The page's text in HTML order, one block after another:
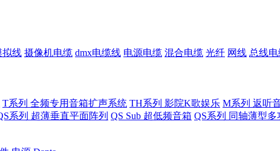
拟线 摄像机电缆 dmx电缆线 电源电缆 混合电缆 光纤 网线 总线
T系列 全频专用音箱扩声系统 TH系列 影院K歌娱乐 M系列 返听
系列 超薄垂直平面阵列 QS Sub 超低频音箱 QS系列 同轴薄型多